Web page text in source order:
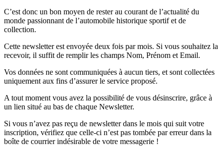
C’est donc un bon moyen de rester au courant de l’actualité du
monde passionnant de l’automobile historique sportif et de
collection.
Cette newsletter est envoyée deux fois par mois. Si vous souhaitez la
recevoir, il suffit de remplir les champs Nom, Prénom et Email.
Vos données ne sont communiquées à aucun tiers, et sont collectées
uniquement aux fins d’assurer le service proposé.
A tout moment vous avez la possibilité de vous désinscrire, grâce à
un lien situé au bas de chaque Newsletter.
Si vous n’avez pas reçu de newsletter dans le mois qui suit votre
inscription, vérifiez que celle-ci n’est pas tombée par erreur dans la
boîte de courrier indésirable de votre messagerie !